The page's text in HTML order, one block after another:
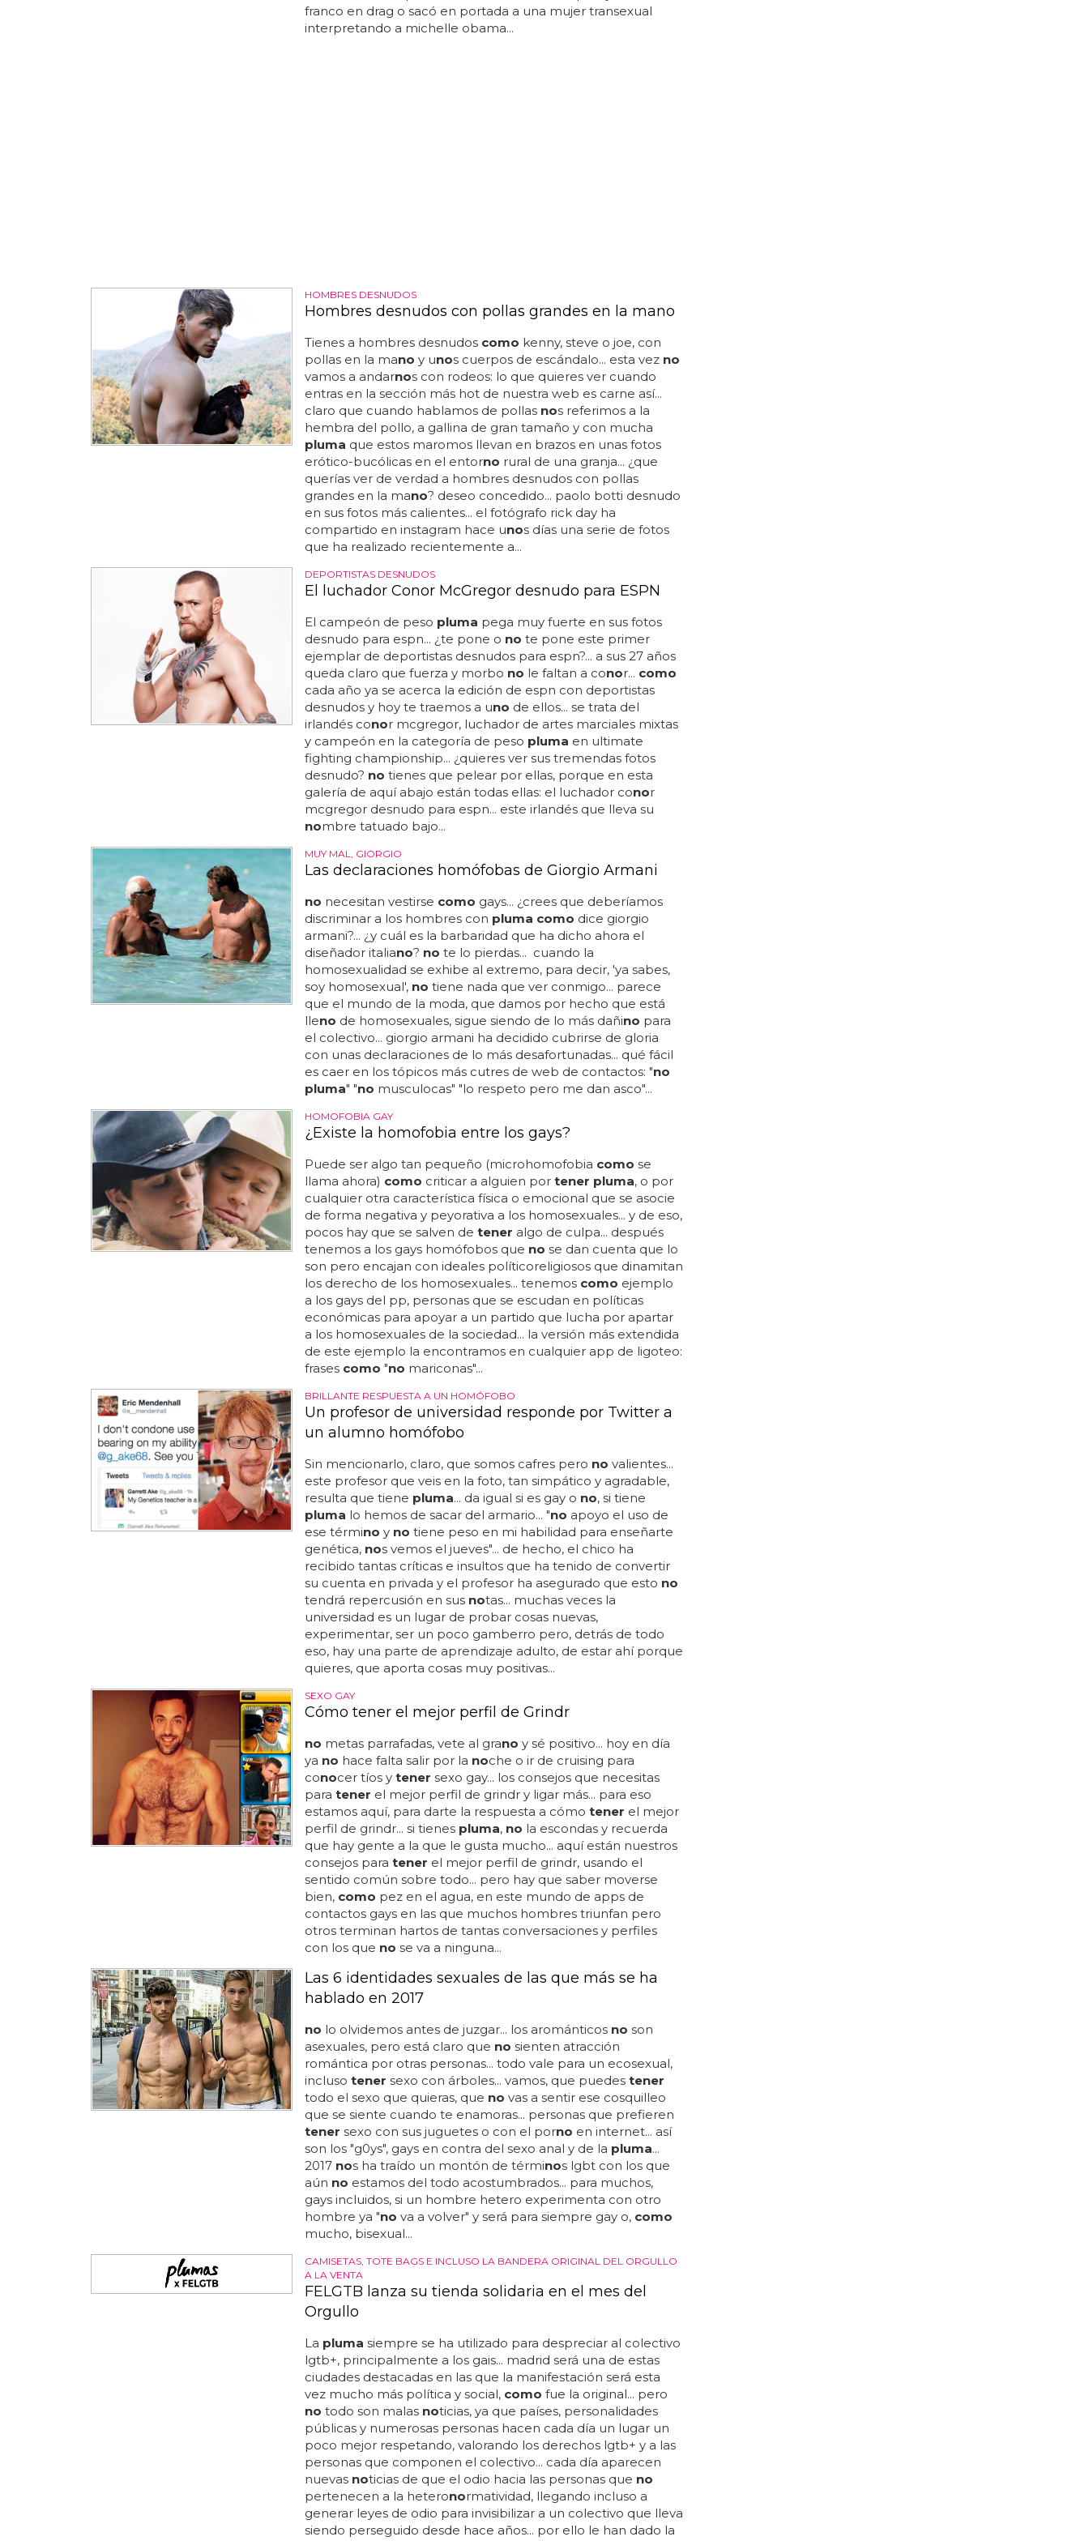
franco en drag o sacó en portada a una mujer transexual
interpretando a michelle obama...
HOMBRES DESNUDOS
Hombres desnudos con pollas grandes en la mano
Tienes a hombres desnudos como kenny, steve o joe, con
pollas en la mano y unos cuerpos de escándalo... esta vez no
vamos a andarnos con rodeos: lo que quieres ver cuando
entras en la sección más hot de nuestra web es carne así...
claro que cuando hablamos de pollas nos referimos a la
hembra del pollo, a gallina de gran tamaño y con mucha
pluma que estos maromos llevan en brazos en unas fotos
erótico-bucólicas en el entorno rural de una granja... ¿que
querías ver de verdad a hombres desnudos con pollas
grandes en la mano? deseo concedido... paolo botti desnudo
en sus fotos más calientes... el fotógrafo rick day ha
compartido en instagram hace unos días una serie de fotos
que ha realizado recientemente a...
DEPORTISTAS DESNUDOS
El luchador Conor McGregor desnudo para ESPN
El campeón de peso pluma pega muy fuerte en sus fotos
desnudo para espn... ¿te pone o no te pone este primer
ejemplar de deportistas desnudos para espn?... a sus 27 años
queda claro que fuerza y morbo no le faltan a conor... como
cada año ya se acerca la edición de espn con deportistas
desnudos y hoy te traemos a uno de ellos... se trata del
irlandés conor mcgregor, luchador de artes marciales mixtas
y campeón en la categoría de peso pluma en ultimate
fighting championship... ¿quieres ver sus tremendas fotos
desnudo? no tienes que pelear por ellas, porque en esta
galería de aquí abajo están todas ellas: el luchador conor
mcgregor desnudo para espn... este irlandés que lleva su
nombre tatuado bajo...
MUY MAL, GIORGIO
Las declaraciones homófobas de Giorgio Armani
no necesitan vestirse como gays... ¿crees que deberíamos
discriminar a los hombres con pluma como dice giorgio
armani?... ¿y cuál es la barbaridad que ha dicho ahora el
diseñador italiano? no te lo pierdas... cuando la
homosexualidad se exhibe al extremo, para decir, 'ya sabes,
soy homosexual', no tiene nada que ver conmigo... parece
que el mundo de la moda, que damos por hecho que está
lleno de homosexuales, sigue siendo de lo más dañino para
el colectivo... giorgio armani ha decidido cubrirse de gloria
con unas declaraciones de lo más desafortunadas... qué fácil
es caer en los tópicos más cutres de web de contactos: "no
pluma" "no musculocas" "lo respeto pero me dan asco"...
HOMOFOBIA GAY
¿Existe la homofobia entre los gays?
Puede ser algo tan pequeño (microhomofobia como se
llama ahora) como criticar a alguien por tener pluma, o por
cualquier otra característica física o emocional que se asocie
de forma negativa y peyorativa a los homosexuales... y de eso,
pocos hay que se salven de tener algo de culpa... después
tenemos a los gays homófobos que no se dan cuenta que lo
son pero encajan con ideales políticoreligiosos que dinamitan
los derecho de los homosexuales... tenemos como ejemplo
a los gays del pp, personas que se escudan en políticas
económicas para apoyar a un partido que lucha por apartar
a los homosexuales de la sociedad... la versión más extendida
de este ejemplo la encontramos en cualquier app de ligoteo:
frases como "no mariconas"...
BRILLANTE RESPUESTA A UN HOMÓFOBO
Un profesor de universidad responde por Twitter a
un alumno homófobo
Sin mencionarlo, claro, que somos cafres pero no valientes...
este profesor que veis en la foto, tan simpático y agradable,
resulta que tiene pluma... da igual si es gay o no, si tiene
pluma lo hemos de sacar del armario... "no apoyo el uso de
ese término y no tiene peso en mi habilidad para enseñarte
genética, nos vemos el jueves"... de hecho, el chico ha
recibido tantas críticas e insultos que ha tenido de convertir
su cuenta en privada y el profesor ha asegurado que esto no
tendrá repercusión en sus notas... muchas veces la
universidad es un lugar de probar cosas nuevas,
experimentar, ser un poco gamberro pero, detrás de todo
eso, hay una parte de aprendizaje adulto, de estar ahí porque
quieres, que aporta cosas muy positivas...
SEXO GAY
Cómo tener el mejor perfil de Grindr
no metas parrafadas, vete al grano y sé positivo... hoy en día
ya no hace falta salir por la noche o ir de cruising para
conocer tíos y tener sexo gay... los consejos que necesitas
para tener el mejor perfil de grindr y ligar más... para eso
estamos aquí, para darte la respuesta a cómo tener el mejor
perfil de grindr... si tienes pluma, no la escondas y recuerda
que hay gente a la que le gusta mucho... aquí están nuestros
consejos para tener el mejor perfil de grindr, usando el
sentido común sobre todo... pero hay que saber moverse
bien, como pez en el agua, en este mundo de apps de
contactos gays en las que muchos hombres triunfan pero
otros terminan hartos de tantas conversaciones y perfiles
con los que no se va a ninguna...
Las 6 identidades sexuales de las que más se ha
hablado en 2017
no lo olvidemos antes de juzgar... los arománticos no son
asexuales, pero está claro que no sienten atracción
romántica por otras personas... todo vale para un ecosexual,
incluso tener sexo con árboles... vamos, que puedes tener
todo el sexo que quieras, que no vas a sentir ese cosquilleo
que se siente cuando te enamoras... personas que prefieren
tener sexo con sus juguetes o con el porno en internet... así
son los "g0ys", gays en contra del sexo anal y de la pluma...
2017 nos ha traído un montón de términos lgbt con los que
aún no estamos del todo acostumbrados... para muchos,
gays incluidos, si un hombre hetero experimenta con otro
hombre ya "no va a volver" y será para siempre gay o, como
mucho, bisexual...
CAMISETAS, TOTE BAGS E INCLUSO LA BANDERA ORIGINAL DEL ORGULLO
A LA VENTA
FELGTB lanza su tienda solidaria en el mes del
Orgullo
La pluma siempre se ha utilizado para despreciar al colectivo
lgtb+, principalmente a los gais... madrid será una de estas
ciudades destacadas en las que la manifestación será esta
vez mucho más política y social, como fue la original... pero
no todo son malas noticias, ya que países, personalidades
públicas y numerosas personas hacen cada día un lugar un
poco mejor respetando, valorando los derechos lgtb+ y a las
personas que componen el colectivo... cada día aparecen
nuevas noticias de que el odio hacia las personas que no
pertenecen a la heteronormatividad, llegando incluso a
generar leyes de odio para invisibilizar a un colectivo que lleva
siendo perseguido desde hace años... por ello le han dado la